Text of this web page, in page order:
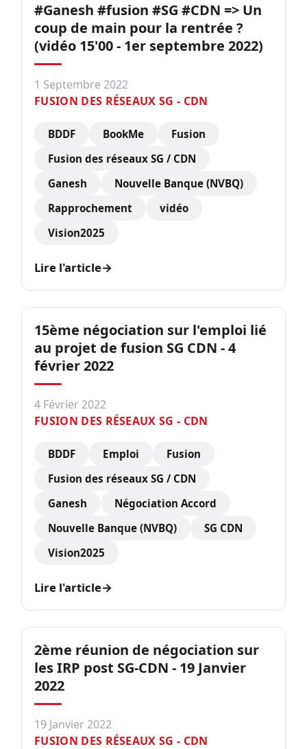
#Ganesh #fusion #SG #CDN => Un
coup de main pour la rentrée ?
(vidéo 15'00 - 1er septembre 2022)
1 Septembre 2022
FUSION DES RÉSEAUX SG - CDN
BDDF BookMe
Fusion
Fusion des réseaux SG / CDN
Ganesh
Nouvelle Banque (NVBQ)
Rapprochement
vidéo
Vision2025
Lire l'article→
15ème négociation sur l'emploi lié
au projet de fusion SG CDN - 4
février 2022
4 Février 2022
FUSION DES RÉSEAUX SG - CDN
BDDF Emploi
Fusion
Fusion des réseaux SG / CDN
Ganesh
Négociation Accord
Nouvelle Banque (NVBQ)
SG CDN
Vision2025
Lire l'article→
2ème réunion de négociation sur
les IRP post SG-CDN - 19 Janvier
2022
19 Janvier 2022
FUSION DES RÉSEAUX SG - CDN